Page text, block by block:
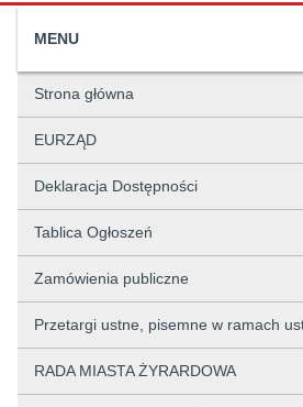
MENU
Strona główna
EURZĄD
Deklaracja Dostępności
Tablica Ogłoszeń
Zamówienia publiczne
Przetargi ustne, pisemne w ramach
RADA MIASTA ŻYRARDOWA